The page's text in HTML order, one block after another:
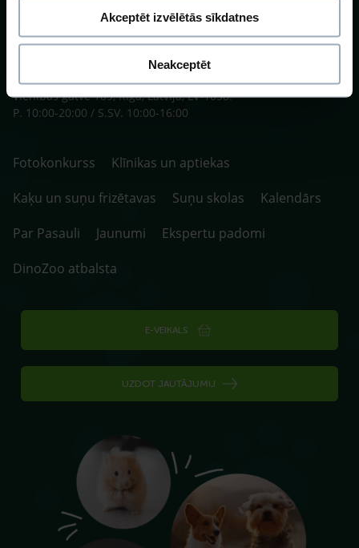
Akceptēt izvēlētās sīkdatnes
Neakceptēt
SIA ZOO Centrs, LV40003622166,
Vienības gatve 109, Rīga, Latvija, LV-1058.
P. 10:00-20:00 / S.SV. 10:00-16:00
Fotokonkurss
Klīnikas un aptiekas
Kaķu un suņu frizētavas
Suņu skolas
Kalendārs
Par Pasauli
Jaunumi
Ekspertu padomi
DinoZoo atbalsta
E-VEIKALS
UZDOT JAUTĀJUMU